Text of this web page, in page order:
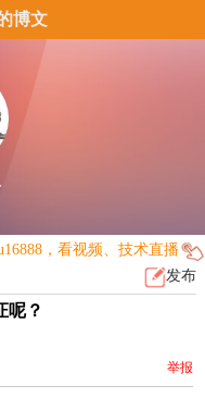
博文
，看视频、技术直播
发布
呢？
举报